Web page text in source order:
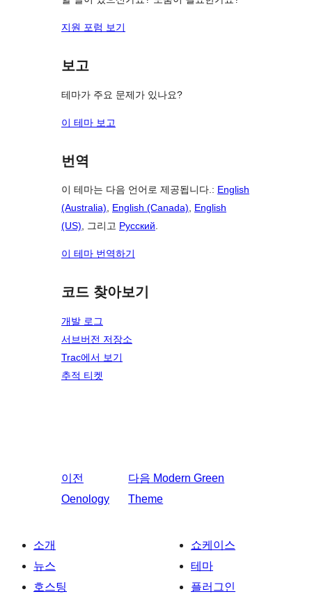
지원 포럼 보기
보고
테마가 주요 문제가 있나요?
이 테마 보고
번역
이 테마는 다음 언어로 제공됩니다.: English
(Australia), English (Canada), English
(US), 그리고 Русский.
이 테마 번역하기
코드 찾아보기
개발 로그
서브버전 저장소
Trac에서 보기
추적 티켓
이전
Oenology
다음 Modern Green
Theme
소개
뉴스
호스팅
쇼케이스
테마
플러그인